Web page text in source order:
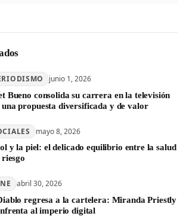
junio 1, 2026
Bueno consolida su carrera en la televisión
una propuesta diversificada y de valor
mayo 8, 2026
y la piel: el delicado equilibrio entre la salud
abril 30, 2026
regresa a la cartelera: Miranda Priestly
al imperio digital